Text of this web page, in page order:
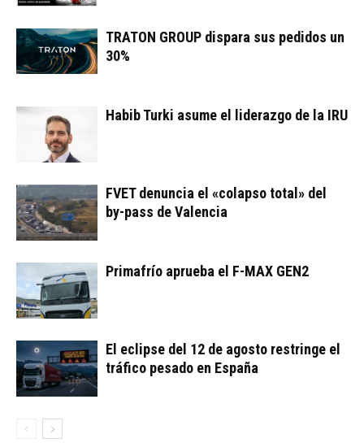
TRATON GROUP dispara sus pedidos un
30%
Habib Turki asume el liderazgo de la IRU
FVET denuncia el «colapso total» del
by-pass de Valencia
Primafrío aprueba el F-MAX GEN2
El eclipse del 12 de agosto restringe el
tráfico pesado en España